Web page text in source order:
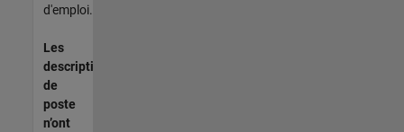
d'emploi.
Les
descriptions
de
poste
n’ont